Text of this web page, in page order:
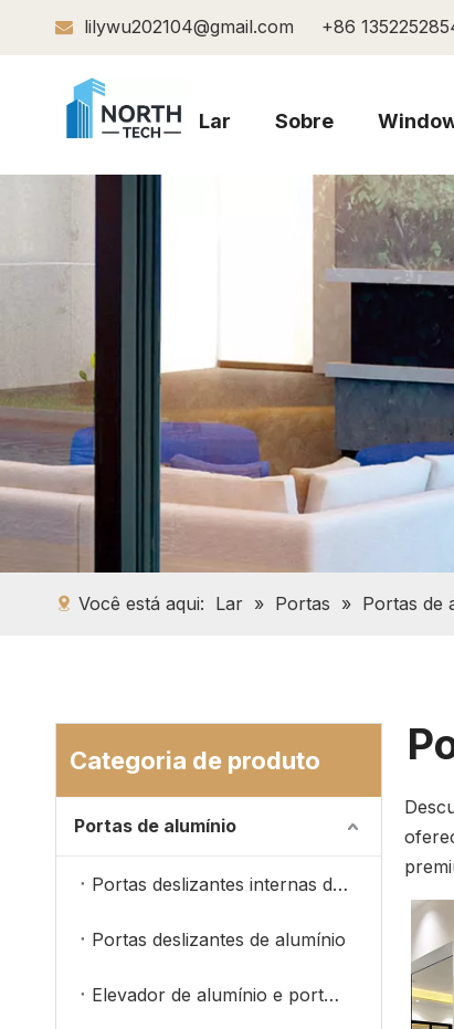
 lilywu202104@gmail.com +86
Lar Sobre
Você está aqui: Lar » Portas » Portas de
Categoria de produto
Portas de alumínio
Portas deslizantes internas de alumínio
Portas deslizantes de alumínio
Elevador de alumínio e portas deslizantes